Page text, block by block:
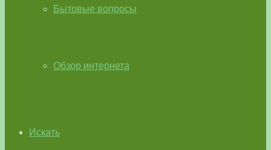
Бытовые вопросы
Обзор интернета
Искать